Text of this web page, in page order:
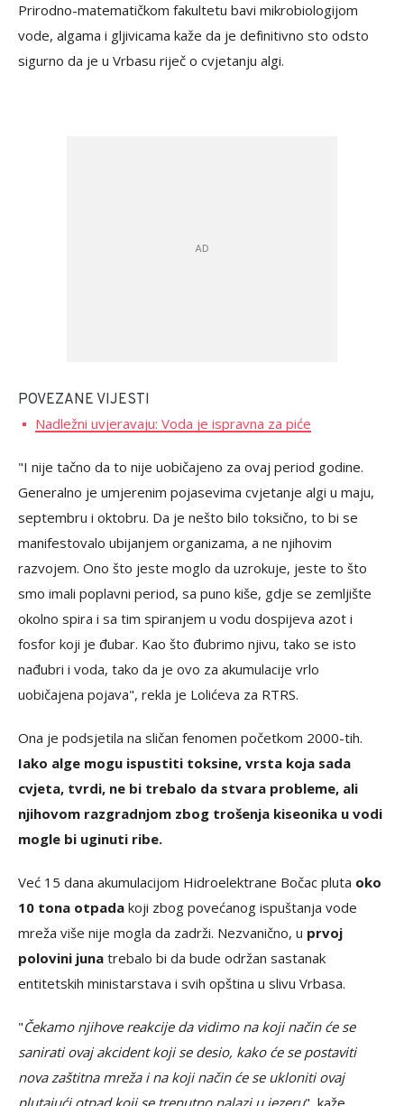
Prirodno-matematičkom fakultetu bavi mikrobiologijom
vode, algama i gljivicama kaže da je definitivno sto odsto
sigurno da je u Vrbasu riječ o cvjetanju algi.
POVEZANE VIJESTI
Nadležni uvjeravaju: Voda je ispravna za piće
"I nije tačno da to nije uobičajeno za ovaj period godine.
Generalno je umjerenim pojasevima cvjetanje algi u maju,
septembru i oktobru. Da je nešto bilo toksično, to bi se
manifestovalo ubijanjem organizama, a ne njihovim
razvojem. Ono što jeste moglo da uzrokuje, jeste to što
smo imali poplavni period, sa puno kiše, gdje se zemljište
okolno spira i sa tim spiranjem u vodu dospijeva azot i
fosfor koji je đubar. Kao što đubrimo njivu, tako se isto
nađubri i voda, tako da je ovo za akumulacije vrlo
uobičajena pojava", rekla je Lolićeva za RTRS.
Ona je podsjetila na sličan fenomen početkom 2000-tih.
Iako alge mogu ispustiti toksine, vrsta koja sada
cvjeta, tvrdi, ne bi trebalo da stvara probleme, ali
njihovom razgradnjom zbog trošenja kiseonika u vodi
mogle bi uginuti ribe.
Već 15 dana akumulacijom Hidroelektrane Bočac pluta oko
10 tona otpada koji zbog povećanog ispuštanja vode
mreža više nije mogla da zadrži. Nezvanično, u prvoj
polovini juna trebalo bi da bude održan sastanak
entitetskih ministarstava i svih opština u slivu Vrbasa.
"Čekamo njihove reakcije da vidimo na koji način će se
sanirati ovaj akcident koji se desio, kako će se postaviti
nova zaštitna mreža i na koji način će se ukloniti ovaj